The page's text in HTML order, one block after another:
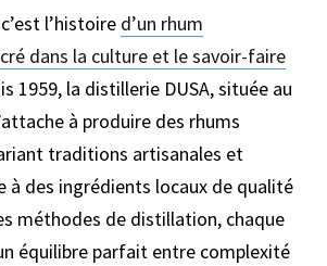
l’histoire d’un rhum
dans la culture et le savoir-faire
1959, la distillerie DUSA, située au
à produire des rhums
traditions artisanales et
à des ingrédients locaux de qualité
méthodes de distillation, chaque
équilibre parfait entre complexité